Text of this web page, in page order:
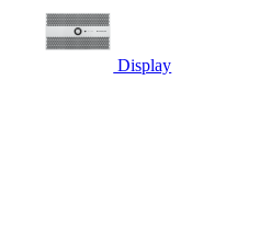
Display